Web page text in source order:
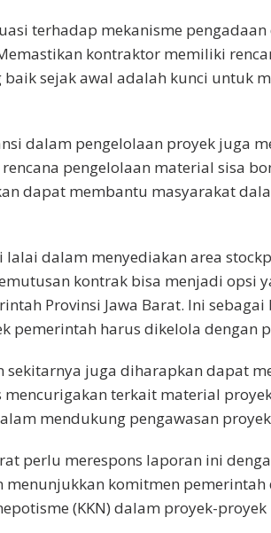
terhadap mekanisme pengadaan
kontraktor memiliki
sejak awal adalah kunci untuk
dalam pengelolaan proyek juga
pengelolaan material sisa
dapat membantu masyarakat
lalai dalam menyediakan area
kontrak bisa menjadi opsi
Provinsi Jawa Barat. Ini
pemerintah harus dikelola dengan
sekitarnya juga diharapkan dapat
terkait material
mendukung pengawasan
perlu merespons laporan ini
menunjukkan komitmen
(KKN) dalam proyek-